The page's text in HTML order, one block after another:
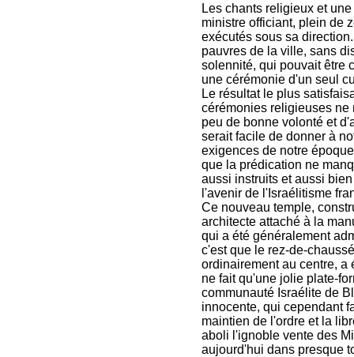
Les chants religieux et
ministre officiant, plein de
exécutés sous sa
pauvres de la ville, sans
solennité, qui pouvait être
une cérémonie d'un seul
Le résultat le plus
cérémonies religieuses ne
peu de bonne volonté et
serait facile de donner à
exigences de notre
que la prédication ne
aussi instruits et aussi
l'avenir de l'Israélitisme
Ce nouveau temple,
architecte attaché à la
qui a été généralement
c'est que le rez-de-
ordinairement au centre, a
ne fait qu'une jolie plate-
communauté Israélite de
innocente, qui cependant
maintien de l'ordre et la
aboli l'ignoble vente des
aujourd'hui dans presque